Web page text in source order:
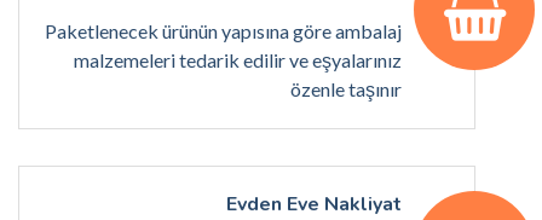
Paketlenecek ürünün yapısına göre ambalaj
malzemeleri tedarik edilir ve eşyalarınız
özenle taşınır
Evden Eve Nakliyat